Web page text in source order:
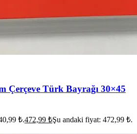
Çerçeve Türk Bayrağı 30×45
₺.472,99 ₺Şu andaki fiyat: 472,99 ₺.